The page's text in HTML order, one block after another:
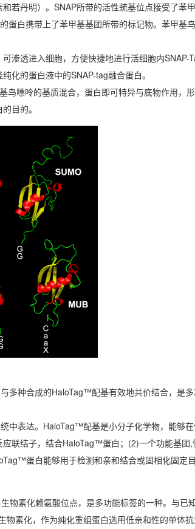
若丹明）。SNAP所带的活性巯基位点接受了苯
蛋白携带上了苯甲基基团所带的标记物。苯甲基
渗透进入细胞，方便快捷地进行活细胞内SNAP-
化的蛋白液中的SNAP-tag融合蛋白。
鸟嘌呤的基质混合，蛋白即可特异与底物作用，
目的。
多种合成的HaloTag™配基有效地共价结合，是
中表达。HaloTag™配基是小分子化学物，能够
联结子，结合HaloTag™蛋白；(2)一个功能基团
蛋白能够用于检测和亲和结合或固相化固定目
素化赖氨酸位点，是多功能标签的一种。与已
素化，作为纯化重组蛋白选用低亲和性的单体